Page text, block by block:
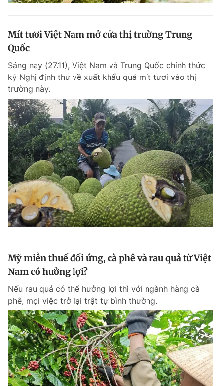
Mít tươi Việt Nam mở cửa thị trường Trung
Quốc
Sáng nay (27.11), Việt Nam và Trung Quốc chính thức
ký Nghị định thư về xuất khẩu quả mít tươi vào thị
trường này.
Mỹ miễn thuế đối ứng, cà phê và rau quả từ Việt
Nam có hưởng lợi?
Nếu rau quả có thể hưởng lợi thì với ngành hàng cà
phê, mọi việc trở lại trật tự bình thường.